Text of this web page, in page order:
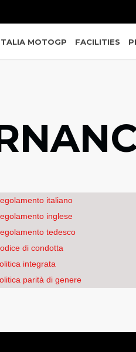
MOTOGP FACILITIES
italiano
inglese
tedesco
di condotta
integrata
parità di genere